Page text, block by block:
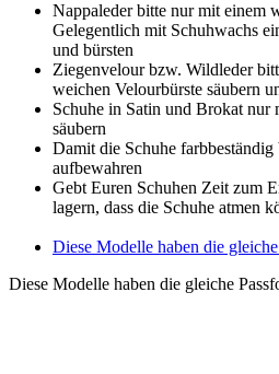
Nappaleder bitte nur mit einem
Gelegentlich mit Schuhwachs
und bürsten
Ziegenvelour bzw. Wildleder
weichen Velourbürste säubern
Schuhe in Satin und Brokat nur
säubern
Damit die Schuhe
aufbewahren
Gebt Euren Schuhen Zeit zum
lagern, dass die Schuhe atmen
Diese Modelle haben die
Diese Modelle haben die gleiche